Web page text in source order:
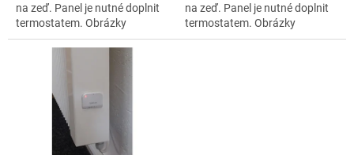
na zeď. Panel je nutné doplnit
termostatem. Obrázky
mohou...
na zeď. Panel je nutné doplnit
termostatem. Obrázky
mohou...